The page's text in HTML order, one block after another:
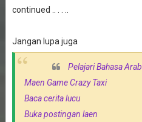
continued .. . . ..
Jangan lupa juga
Pelajari Bahasa Arab
Maen Game Crazy Taxi
Baca cerita lucu
Buka postingan laen